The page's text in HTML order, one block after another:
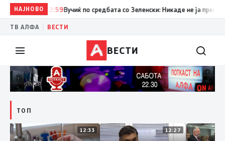
НАЈНОВО
12:59 Вучиќ по средбата со Зеленски: Никаде не ја преминав
ТВ АЛФА ВЕСТИ
ВЕСТИ
ТОП
12:49 12:33 12:27